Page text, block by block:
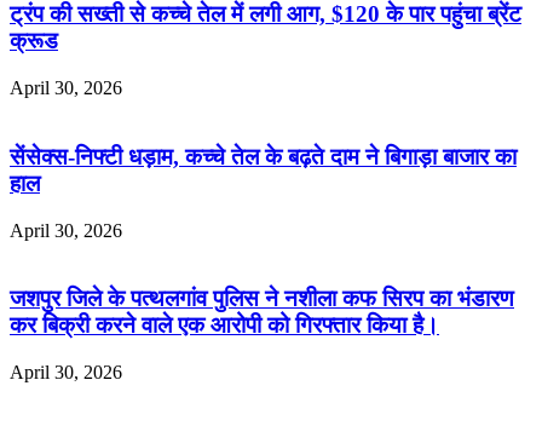
ट्रंप की सख्ती से कच्चे तेल में लगी आग, $120 के पार पहुंचा ब्रेंट
क्रूड
April 30, 2026
सेंसेक्स-निफ्टी धड़ाम, कच्चे तेल के बढ़ते दाम ने बिगाड़ा बाजार का
हाल
April 30, 2026
जशपुर जिले के पत्थलगांव पुलिस ने नशीला कफ सिरप का भंडारण
कर बिक्री करने वाले एक आरोपी को गिरफ्तार किया है।
April 30, 2026